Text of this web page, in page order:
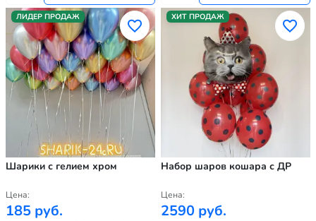
ЛИДЕР ПРОДАЖ
Шарики с гелием хром
Цена:
185 руб.
ХИТ ПРОДАЖ
Набор шаров кошара с ДР
Цена:
2590 руб.